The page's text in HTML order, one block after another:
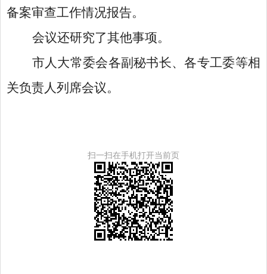
备案审查工作情况报告。
会议还研究了其他事项。
市人大常委会各副秘书长、各专工委等相
关负责人列席会议。
扫一扫在手机打开当前页